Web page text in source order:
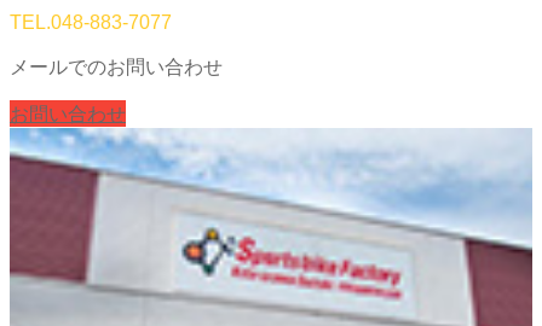
TEL.048-883-7077
メールでのお問い合わせ
お問い合わせ